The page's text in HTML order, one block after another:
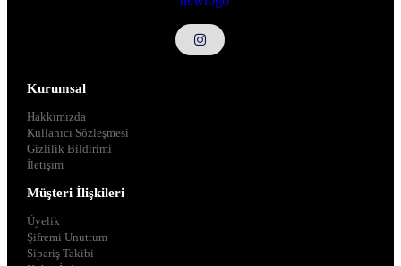
Kurumsal
Hakkımızda
Kullanıcı Sözleşmesi
Gizlilik Bildirimi
İletişim
Müşteri İlişkileri
Üyelik
Şifremi Unuttum
Sipariş Takibi